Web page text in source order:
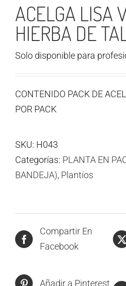
ACELGA LISA
HIERBA DE
Solo disponible para
CONTENIDO PACK DE
POR PACK
SKU: H043
Categorías: PLANTA EN
BANDEJA), Plantíos
Compartir En
Facebook
Añadir a Pinterest